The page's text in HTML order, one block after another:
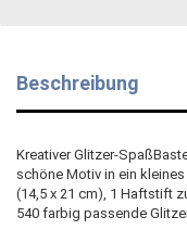
Beschreibung
Kreativer Glitzer-
schöne Motiv in ein
(14,5 x 21 cm), 1 Haftstift
540 farbig passende